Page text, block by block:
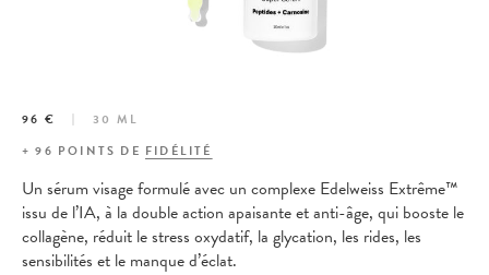
96 €
30 ML
+96 POINTS DE FIDÉLITÉ
Un sérum visage formulé avec un complexe Edelweiss Extrême™
issu de l’IA, à la double action apaisante et anti-âge, qui booste le
collagène, réduit le stress oxydatif, la glycation, les rides, les
sensibilités et le manque d’éclat.